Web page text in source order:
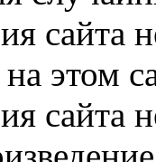
сайта
этом
сайта